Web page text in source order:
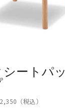
ートパッ
（税込）